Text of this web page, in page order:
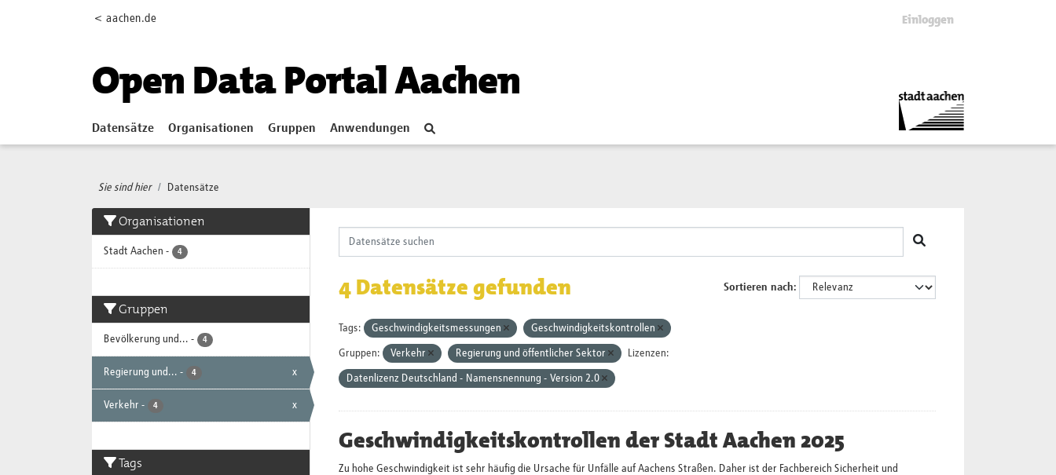
< aachen.de Einloggen
Open Data Portal Aachen
Datensätze Organisationen Gruppen Anwendungen
Sie sind hier Datensätze
Organisationen
Stadt Aachen - 4
Gruppen
Bevölkerung und... - 4
Regierung und... - 4 x
Verkehr - 4 x
Tags
Sortieren nach
4 Datensätze gefunden
Tags: Geschwindigkeitsmessungen Geschwindigkeitskontrollen
Gruppen: Verkehr Regierung und öffentlicher Sektor Lizenzen:
Datenlizenz Deutschland - Namensnennung - Version 2.0
Geschwindigkeitskontrollen der Stadt Aachen 2025
Zu hohe Geschwindigkeit ist sehr häufig die Ursache für Unfälle auf Aachens Straßen. Daher ist der Fachbereich Sicherheit und